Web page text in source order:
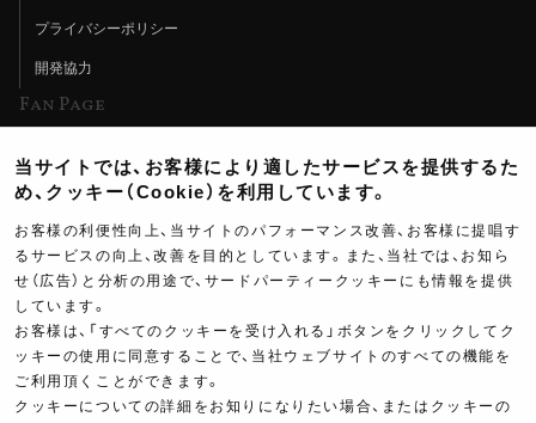
プライバシーポリシー
開発協力
Fan Page
ヨシムラTV
イベント情報
イベントスケジュール
ツーリングブレイクタイム
製品ポスター
当サイトでは、お客様により適したサービスを提供するた
め、クッキー（Cookie）を利用しています。
お客様の利便性向上、当サイトのパフォーマンス改善、お客様に提唱す
るサービスの向上、改善を目的としています。また、当社では、お知ら
せ（広告）と分析の用途で、サードパーティークッキーにも情報を提供
しています。
お客様は、「すべてのクッキーを受け入れる」ボタンをクリックしてク
ッキーの使用に同意することで、当社ウェブサイトのすべての機能を
ご利用頂くことができます。
クッキーについての詳細をお知りになりたい場合、またはクッキーの